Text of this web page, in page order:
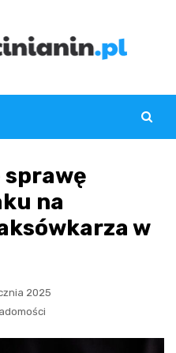
na
w
2025